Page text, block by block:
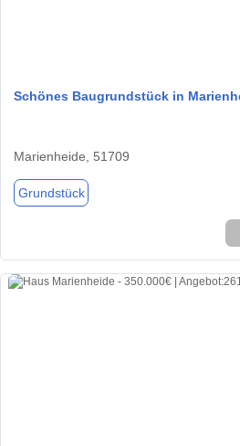
Schönes Baugrundstück in
Marienheide, 51709
Grundstück